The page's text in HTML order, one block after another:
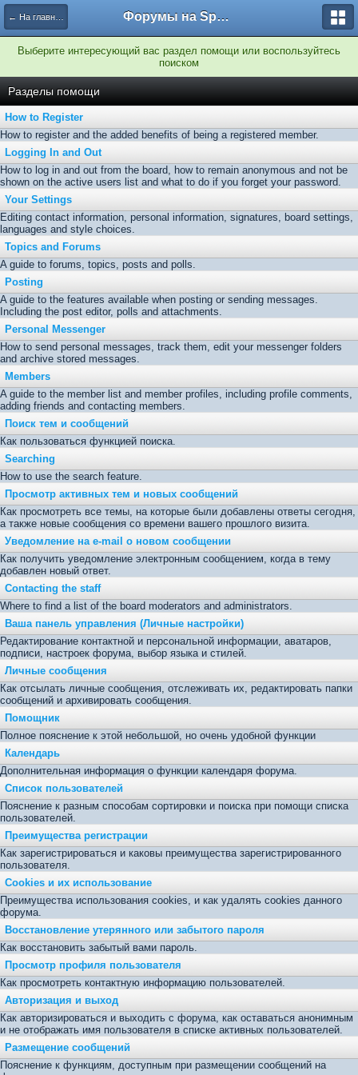
← На главную Форумы на Sportbox.ru
Выберите интересующий вас раздел помощи или воспользуйтесь
поиском
Разделы помощи
How to Register
How to register and the added benefits of being a registered member.
Logging In and Out
How to log in and out from the board, how to remain anonymous and not be
shown on the active users list and what to do if you forget your password.
Your Settings
Editing contact information, personal information, signatures, board settings,
languages and style choices.
Topics and Forums
A guide to forums, topics, posts and polls.
Posting
A guide to the features available when posting or sending messages.
Including the post editor, polls and attachments.
Personal Messenger
How to send personal messages, track them, edit your messenger folders
and archive stored messages.
Members
A guide to the member list and member profiles, including profile comments,
adding friends and contacting members.
Поиск тем и сообщений
Как пользоваться функцией поиска.
Searching
How to use the search feature.
Просмотр активных тем и новых сообщений
Как просмотреть все темы, на которые были добавлены ответы сегодня,
а также новые сообщения со времени вашего прошлого визита.
Уведомление на е-mail о новом сообщении
Как получить уведомление электронным сообщением, когда в тему
добавлен новый ответ.
Contacting the staff
Where to find a list of the board moderators and administrators.
Ваша панель управления (Личные настройки)
Редактирование контактной и персональной информации, аватаров,
подписи, настроек форума, выбор языка и стилей.
Личные сообщения
Как отсылать личные сообщения, отслеживать их, редактировать папки
сообщений и архивировать сообщения.
Помощник
Полное пояснение к этой небольшой, но очень удобной функции
Календарь
Дополнительная информация о функции календаря форума.
Список пользователей
Пояснение к разным способам сортировки и поиска при помощи списка
пользователей.
Преимущества регистрации
Как зарегистрироваться и каковы преимущества зарегистрированного
пользователя.
Cookies и их использование
Преимущества использования cookies, и как удалять cookies данного
форума.
Восстановление утерянного или забытого пароля
Как восстановить забытый вами пароль.
Просмотр профиля пользователя
Как просмотреть контактную информацию пользователей.
Авторизация и выход
Как авторизироваться и выходить с форума, как оставаться анонимным
и не отображать имя пользователя в списке активных пользователей.
Размещение сообщений
Пояснение к функциям, доступным при размещении сообщений на